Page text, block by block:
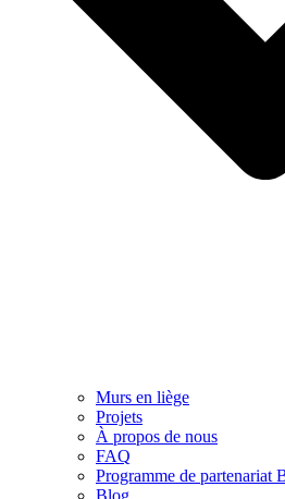
Murs en liège
Projets
À propos de nous
FAQ
Programme de partenariat